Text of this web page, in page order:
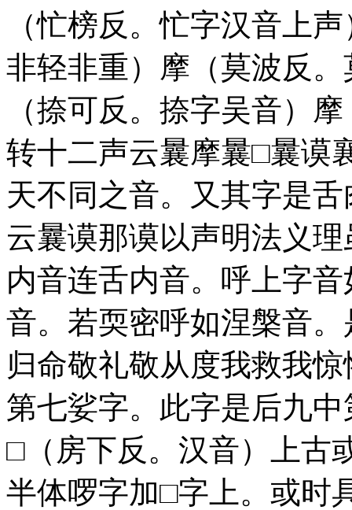
（忙榜反。忙字汉音上
非轻非重）摩（莫波反
（捺可反。捺字吴音）
转十二声云曩摩曩□曩谟
天不同之音。又其字是
云曩谟那谟以声明法义
内音连舌内音。呼上字
音。若耎密呼如涅槃音
归命敬礼敬从度我救我
第七娑字。此字是后九
□（房下反。汉音）上古
半体啰字加□字上。或时